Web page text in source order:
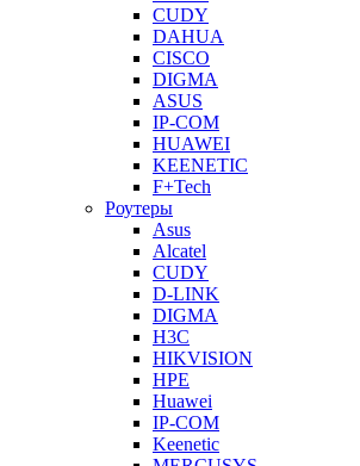
CUDY
DAHUA
CISCO
DIGMA
ASUS
IP-COM
HUAWEI
KEENETIC
F+Tech
Роутеры
Asus
Alcatel
CUDY
D-LINK
DIGMA
H3C
HIKVISION
HPE
Huawei
IP-COM
Keenetic